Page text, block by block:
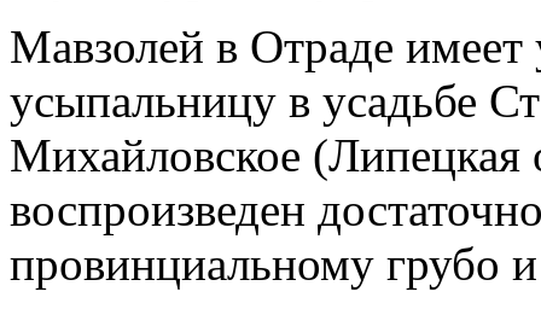
Мавзолей в Отраде
усыпальницу в усадьбе
Михайловское (Липецкая
воспроизведен
провинциальному грубо и